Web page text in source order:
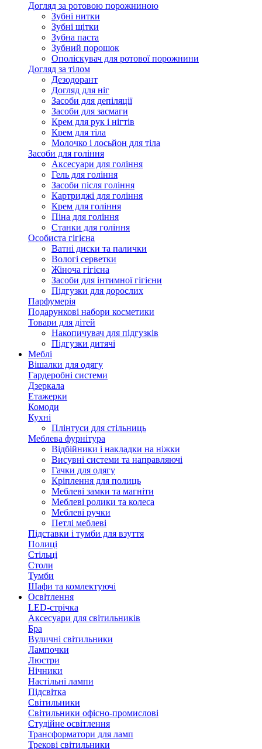
Догляд за ротовою порожниною
Зубні нитки
Зубні щітки
Зубна паста
Зубний порошок
Ополіскувач для ротової порожнини
Догляд за тілом
Дезодорант
Догляд для ніг
Засоби для депіляції
Засоби для засмаги
Крем для рук і нігтів
Крем для тіла
Молочко і лосьйон для тіла
Засоби для гоління
Аксесуари для гоління
Гель для гоління
Засоби після гоління
Картриджі для гоління
Крем для гоління
Піна для гоління
Станки для гоління
Особиста гігієна
Ватні диски та палички
Вологі серветки
Жіноча гігієна
Засоби для інтимної гігієни
Підгузки для дорослих
Парфумерія
Подарункові набори косметики
Товари для дітей
Накопичувач для підгузків
Підгузки дитячі
Меблі
Вішалки для одягу
Гардеробні системи
Дзеркала
Етажерки
Комоди
Кухні
Плінтуси для стільниць
Меблева фурнітура
Відбійники і накладки на ніжки
Висувні системи та направляючі
Гачки для одягу
Кріплення для полиць
Меблеві замки та магніти
Меблеві ролики та колеса
Меблеві ручки
Петлі меблеві
Підставки і тумби для взуття
Полиці
Стільці
Столи
Тумби
Шафи та комлектуючі
Освітлення
LED-стрічка
Аксесуари для світильників
Бра
Вуличні світильники
Лампочки
Люстри
Нічники
Настільні лампи
Підсвітка
Світильники
Світильники офісно-промислові
Студійне освітлення
Трансформатори для ламп
Трекові світильники